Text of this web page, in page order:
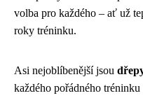
volba pro každého – ať už
roky tréninku.
Asi nejoblíbenější jsou
každého pořádného